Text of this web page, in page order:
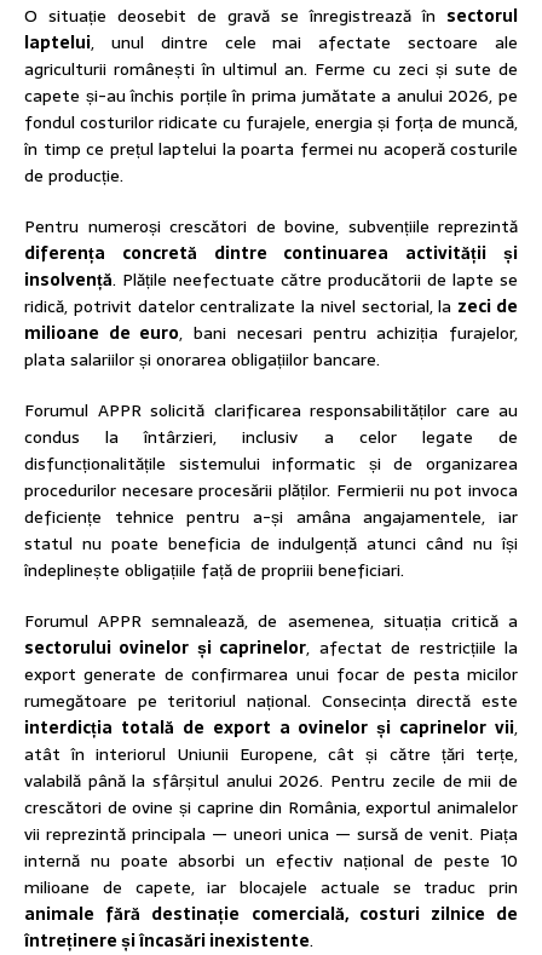
O situație deosebit de gravă se înregistrează în sectorul
laptelui, unul dintre cele mai afectate sectoare ale
agriculturii românești în ultimul an. Ferme cu zeci și sute de
capete și-au închis porțile în prima jumătate a anului 2026, pe
fondul costurilor ridicate cu furajele, energia și forța de muncă,
în timp ce prețul laptelui la poarta fermei nu acoperă costurile
de producție.
Pentru numeroși crescători de bovine, subvențiile reprezintă
diferența concretă dintre continuarea activității și
insolvență. Plățile neefectuate către producătorii de lapte se
ridică, potrivit datelor centralizate la nivel sectorial, la zeci de
milioane de euro, bani necesari pentru achiziția furajelor,
plata salariilor și onorarea obligațiilor bancare.
Forumul APPR solicită clarificarea responsabilităților care au
condus la întârzieri, inclusiv a celor legate de
disfuncționalitățile sistemului informatic și de organizarea
procedurilor necesare procesării plăților. Fermierii nu pot invoca
deficiențe tehnice pentru a-și amâna angajamentele, iar
statul nu poate beneficia de indulgență atunci când nu își
îndeplinește obligațiile față de propriii beneficiari.
Forumul APPR semnalează, de asemenea, situația critică a
sectorului ovinelor și caprinelor, afectat de restricțiile la
export generate de confirmarea unui focar de pesta micilor
rumegătoare pe teritoriul național. Consecința directă este
interdicția totală de export a ovinelor și caprinelor vii,
atât în interiorul Uniunii Europene, cât și către țări terțe,
valabilă până la sfârșitul anului 2026. Pentru zecile de mii de
crescători de ovine și caprine din România, exportul animalelor
vii reprezintă principala — uneori unica — sursă de venit. Piața
internă nu poate absorbi un efectiv național de peste 10
milioane de capete, iar blocajele actuale se traduc prin
animale fără destinație comercială, costuri zilnice de
întreținere și încasări inexistente.